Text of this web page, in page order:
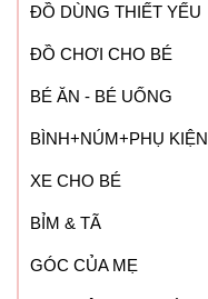
ĐỒ DÙNG THIẾT YẾU
ĐỒ CHƠI CHO BÉ
BÉ ĂN - BÉ UỐNG
BÌNH+NÚM+PHỤ KIỆN
XE CHO BÉ
BỈM & TÃ
GÓC CỦA MẸ